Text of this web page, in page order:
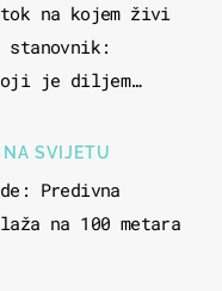
na kojem živi
stanovnik:
je diljem
SVIJETU
Predivna
na 100 metara